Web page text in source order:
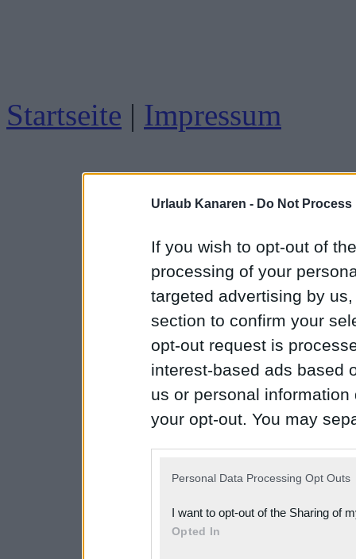
Urlaub Kanaren - Do Not
If you wish to opt-out of
processing of your
targeted advertising by
section to confirm your
opt-out request is
interest-based ads based
us or personal
your opt-out. You may
Downstream Participants
third parties.
Personal Data Processing Opt Outs
I want to opt-out of the Sharing of
Opted In
Startseite | Impressum